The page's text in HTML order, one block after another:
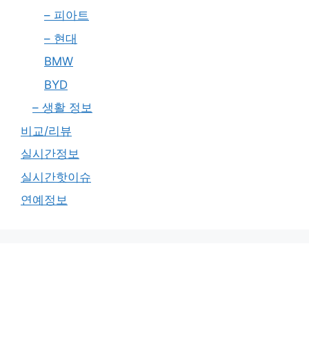
– 피아트
– 현대
BMW
BYD
– 생활 정보
비교/리뷰
실시간정보
실시간핫이슈
연예정보